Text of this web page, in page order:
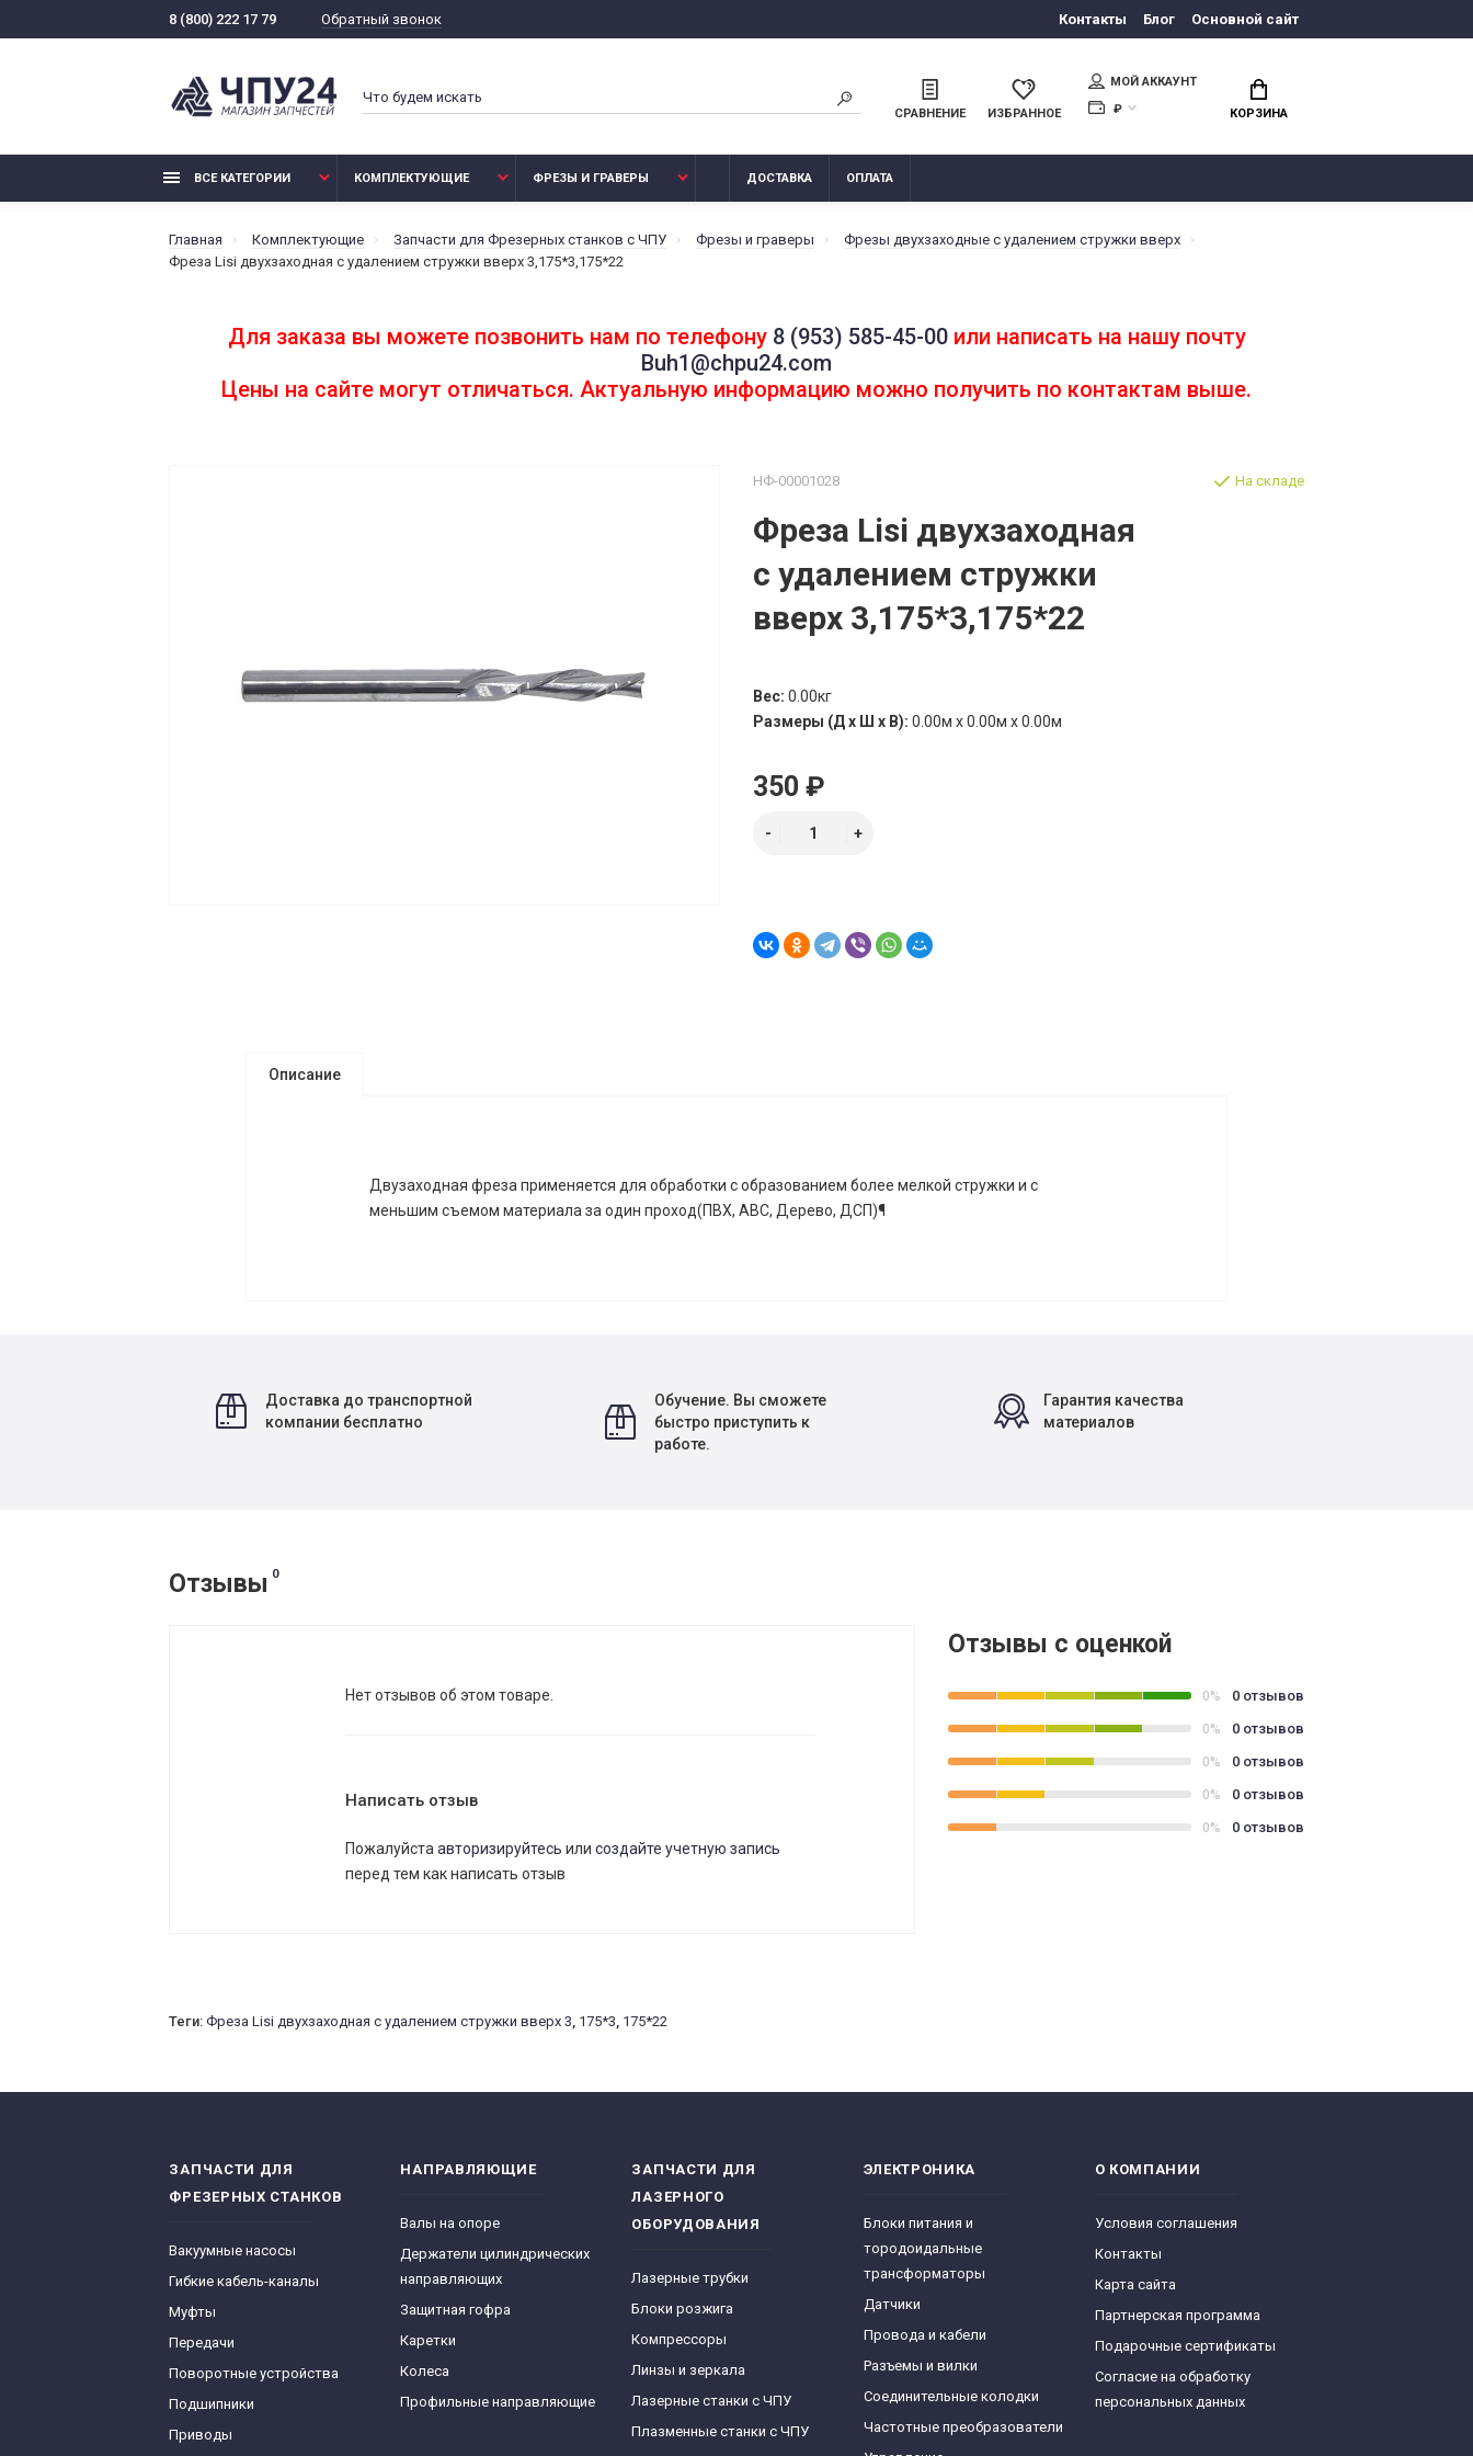
8 (800) 222 17 79 Обратный звонок Контакты Блог Основной сайт
СРАВНЕНИЕ ИЗБРАННОЕ
МОЙ АККАУНТ
₽
КОРЗИНА
ВСЕ КАТЕГОРИИ КОМПЛЕКТУЮЩИЕ ФРЕЗЫ И ГРАВЕРЫ ДОСТАВКА ОПЛАТА
Главная Комплектующие Запчасти для Фрезерных станков с ЧПУ Фрезы и граверы
Фрезы двухзаходные с удалением стружки вверх
Фреза Lisi двухзаходная с удалением стружки вверх 3,175*3,175*22
Для заказа вы можете позвонить нам по телефону 8 (953) 585-45-00или написать на нашу почту
Buh1@chpu24.com
Цены на сайте могут отличаться. Актуальную информацию можно получить по контактам выше.
НФ-00001028
Фреза Lisi двухзаходная
с удалением стружки
вверх 3,175*3,175*22
На складе
Вес: 0.00кг
Размеры (Д х Ш х В): 0.00м x 0.00м x 0.00м
350 ₽
Описание
Двузаходная фреза применяется для обработки с образованием более мелкой стружки и с
меньшим съемом материала за один проход(ПВХ, ABC, Дерево, ДСП)¶
Доставка до транспортной
компании бесплатно
Обучение. Вы сможете
быстро приступить к
работе.
Гарантия качества
материалов
Отзывы 0
Нет отзывов об этом товаре.
Написать отзыв
Пожалуйстаавторизируйтесь илисоздайте учетную запись
перед тем как написать отзыв
Отзывы с оценкой
0% 0 отзывов
0% 0 отзывов
0% 0 отзывов
0% 0 отзывов
0% 0 отзывов
Теги:Фреза Lisi двухзаходная с удалением стружки вверх 3, 175*3, 175*22
ЗАПЧАСТИ ДЛЯ
ФРЕЗЕРНЫХ СТАНКОВ
Вакуумные насосы
Гибкие кабель-каналы
Муфты
Передачи
Поворотные устройства
Подшипники
Приводы
НАПРАВЛЯЮЩИЕ
Валы на опоре
Держатели цилиндрических
направляющих
Защитная гофра
Каретки
Колеса
Профильные направляющие
ЗАПЧАСТИ ДЛЯ
ЛАЗЕРНОГО
ОБОРУДОВАНИЯ
Лазерные трубки
Блоки розжига
Компрессоры
Линзы и зеркала
Лазерные станки с ЧПУ
Плазменные станки с ЧПУ
ЭЛЕКТРОНИКА
Блоки питания и
тородоидальные
трансформаторы
Датчики
Провода и кабели
Разъемы и вилки
Соединительные колодки
Частотные преобразователи
О КОМПАНИИ
Условия соглашения
Контакты
Карта сайта
Партнерская программа
Подарочные сертификаты
Согласие на обработку
персональных данных